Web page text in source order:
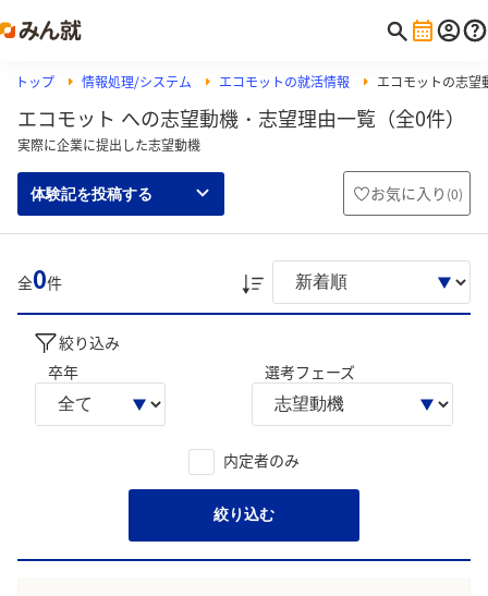
トップ 情報処理/システム エコモットの就活情報 エコモットの志望
エコモット への志望動機・志望理由一覧（全0件）
実際に企業に提出した志望動機
体験記を投稿する お気に入り (0)
全0件
絞り込み
卒年
選考フェーズ
内定者のみ
絞り込む